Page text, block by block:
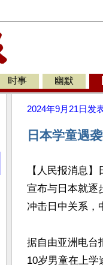
时事 幽默
2024年9月21日 发
日本学童遇
【人民报消息
宣布与日本就逐
冲击日中关系，
据自由亚洲电台
10岁男童在上学